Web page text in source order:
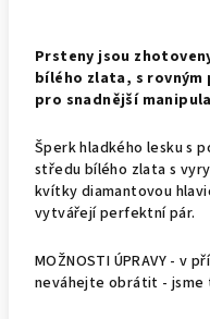
Prsteny jsou
bílého zlata, s
pro snadnější
Šperk hladkého lesku s
středu bílého zlata s
kvítky diamantovou
vytvářejí perfektní pár.
MOŽNOSTI ÚPRAVY - v
neváhejte obrátit - jsme